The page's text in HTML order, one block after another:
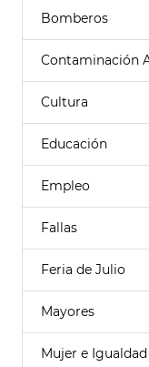
Bomberos
Contaminación
Cultura
Educación
Empleo
Fallas
Feria de Julio
Mayores
Mujer e Igualdad